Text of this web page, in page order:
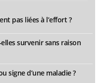
pas liées à l’effort ?
survenir sans raison
signe d’une maladie ?